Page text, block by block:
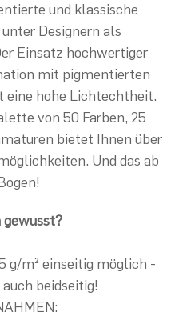
und klassische
Designern als
Einsatz hochwertiger
mit pigmentierten
eine hohe Lichtechtheit.
von 50 Farben, 25
bietet Ihnen über
Und das ab
gewusst?
g/m² einseitig möglich -
beidseitig!